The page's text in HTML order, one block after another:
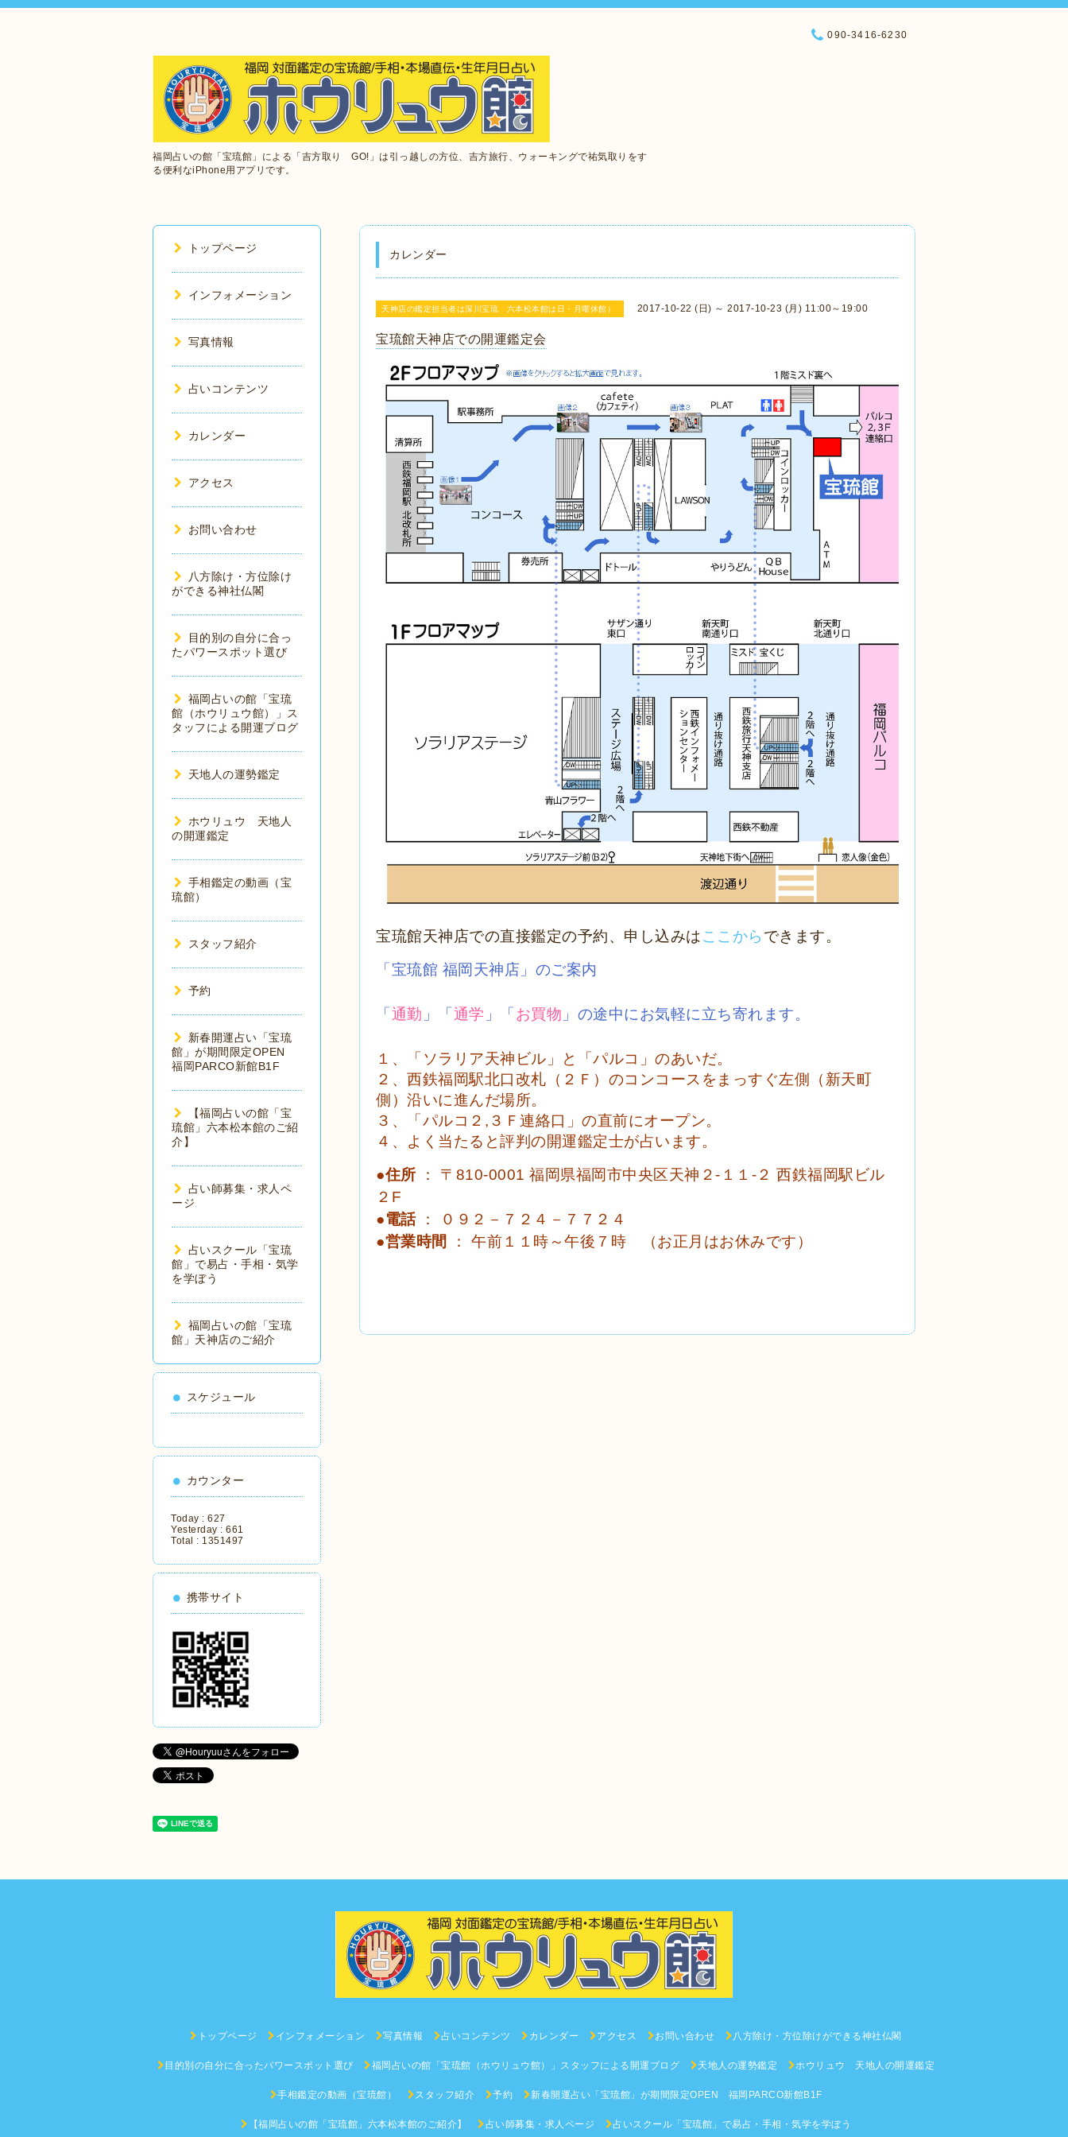
福岡占いの館「宝琉館」による「吉方取り GO!」は引っ越しの方位、吉方旅行、ウォーキングで祐気取りをす
る便利なiPhone用アプリです。
090-3416-6230
カレンダー
天神店の鑑定担当者は深川宝琉 六本松本館は日・月曜休館） 2017-10-22 (日) ～ 2017-10-23 (月) 11:00～19:00
宝琉館天神店での開運鑑定会
宝琉館天神店での直接鑑定の予約、申し込みはここから できます。
「宝琉館 福岡天神店」のご案内
「通勤 」「通学 」「 お買物 」の途中にお気軽に立ち寄れます。
１、「ソラリア天神ビル」と「パルコ」のあいだ。
２、西鉄福岡駅北口改札（２Ｆ）のコンコースをまっすぐ左側（新天町
側）沿いに進んだ場所。
３、「パルコ２,３Ｆ連絡口」の直前にオープン。
４、よく当たると評判の開運鑑定士が占います。
●住所 ： 〒810-0001 福岡県福岡市中央区天神２-１１-２ 西鉄福岡駅ビル
２F
●電話： ０９２－７２４－７７２４
●営業時間 ： 午前１１時～午後７時 （お正月はお休みです）
トップページ
インフォメーション
写真情報
占いコンテンツ
カレンダー
アクセス
お問い合わせ
八方除け・方位除け
ができる神社仏閣
目的別の自分に合っ
たパワースポット選び
福岡占いの館「宝琉
館（ホウリュウ館）」ス
タッフによる開運ブログ
天地人の運勢鑑定
ホウリュウ 天地人
の開運鑑定
手相鑑定の動画（宝
琉館）
スタッフ紹介
予約
新春開運占い「宝琉
館」が期間限定OPEN
福岡PARCO新館B1F
【福岡占いの館「宝
琉館」六本松本館のご紹
介】
占い師募集・求人ペ
ージ
占いスクール「宝琉
館」で易占・手相・気学
を学ぼう
福岡占いの館「宝琉
館」天神店のご紹介
スケジュール
カウンター
Today : 627
Yesterday : 661
Total : 1351497
携帯サイト
トップページ インフォメーション 写真情報 占いコンテンツ カレンダー アクセス お問い合わせ 八方除け・方位除けができる神社仏閣
目的別の自分に合ったパワースポット選び 福岡占いの館「宝琉館（ホウリュウ館）」スタッフによる開運ブログ 天地人の運勢鑑定 ホウリュウ 天地人の開運鑑定
手相鑑定の動画（宝琉館） スタッフ紹介 予約 新春開運占い「宝琉館」が期間限定OPEN 福岡PARCO新館B1F
【福岡占いの館「宝琉館」六本松本館のご紹介】 占い師募集・求人ページ 占いスクール「宝琉館」で易占・手相・気学を学ぼう